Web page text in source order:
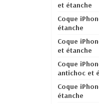
et étanche
Coque
étanche
Coque
et étanche
Coque
antichoc et
Coque
étanche